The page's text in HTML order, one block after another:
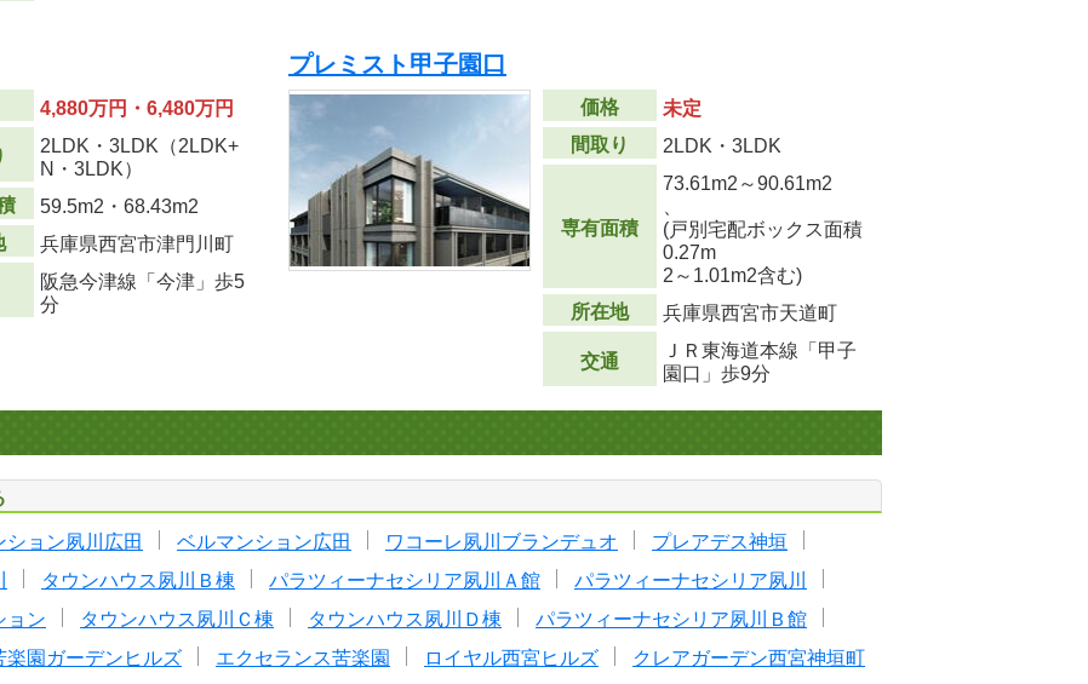
4,880万円・6,480万円
2LDK・3LDK（2LDK+
N・3LDK）
59.5m2 ・68.43m2
兵庫県西宮市津門川町
阪急今津線「今津」歩5
分
プレミスト甲子園口
価格
未定
間取り
2LDK・3LDK
専有面積
73.61m2 ～90.61m2
(戸別宅配ボックス面積
0.27m
2 ～1.01m2含む)
所在地
兵庫県西宮市天道町
交通
ＪＲ東海道本線「甲子
園口」歩9分
ション夙川広田 ベルマンション広田 ワコーレ夙川ブランデュオ
プレアデス神垣
タウンハウス夙川Ｂ棟 パラツィーナセシリア夙川Ａ館
パラツィーナセシリア夙川
ョン タウンハウス夙川Ｃ棟 タウンハウス夙川Ｄ棟
パラツィーナセシリア夙川Ｂ館
楽園ガーデンヒルズ エクセランス苦楽園 ロイヤル西宮ヒルズ クレアガーデン西宮神垣町